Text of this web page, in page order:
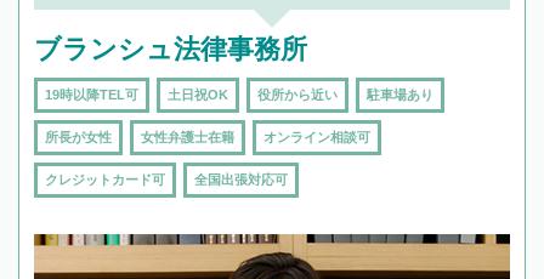
ブランシュ法律事務所
19時以降TEL可 土日祝OK 役所から近い 駐車場あり
所長が女性 女性弁護士在籍 オンライン相談可
クレジットカード可 全国出張対応可